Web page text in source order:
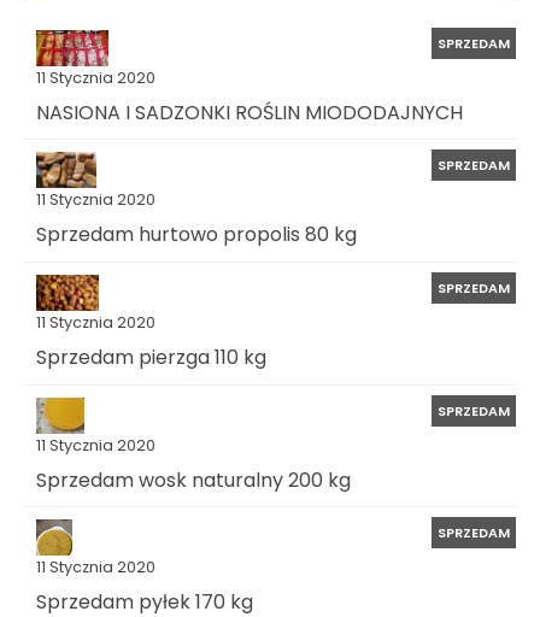
11 Stycznia 2020
SPRZEDAM
NASIONA I SADZONKI ROŚLIN MIODODAJNYCH
11 Stycznia 2020
SPRZEDAM
Sprzedam hurtowo propolis 80 kg
11 Stycznia 2020
SPRZEDAM
Sprzedam pierzga 110 kg
11 Stycznia 2020
SPRZEDAM
Sprzedam wosk naturalny 200 kg
11 Stycznia 2020
SPRZEDAM
Sprzedam pyłek 170 kg